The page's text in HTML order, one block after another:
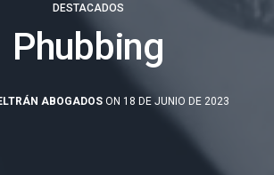
DESTACADOS
Phubbing
ABOGADOSON 18 DE JUNIO DE 2023